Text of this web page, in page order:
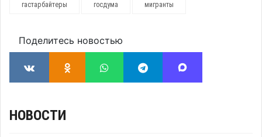
гастарбайтеры госдума мигранты
Поделитесь новостью
НОВОСТИ